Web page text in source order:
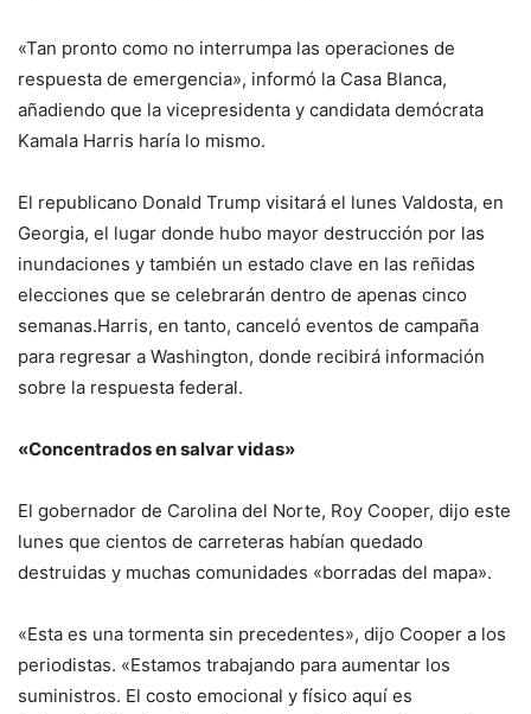
«Tan pronto como no interrumpa las operaciones de
respuesta de emergencia», informó la Casa Blanca,
añadiendo que la vicepresidenta y candidata demócrata
Kamala Harris haría lo mismo.
El republicano Donald Trump visitará el lunes Valdosta, en
Georgia, el lugar donde hubo mayor destrucción por las
inundaciones y también un estado clave en las reñidas
elecciones que se celebrarán dentro de apenas cinco
semanas.Harris, en tanto, canceló eventos de campaña
para regresar a Washington, donde recibirá información
sobre la respuesta federal.
«Concentrados en salvar vidas»
El gobernador de Carolina del Norte, Roy Cooper, dijo este
lunes que cientos de carreteras habían quedado
destruidas y muchas comunidades «borradas del mapa».
«Esta es una tormenta sin precedentes», dijo Cooper a los
periodistas. «Estamos trabajando para aumentar los
suministros. El costo emocional y físico aquí es